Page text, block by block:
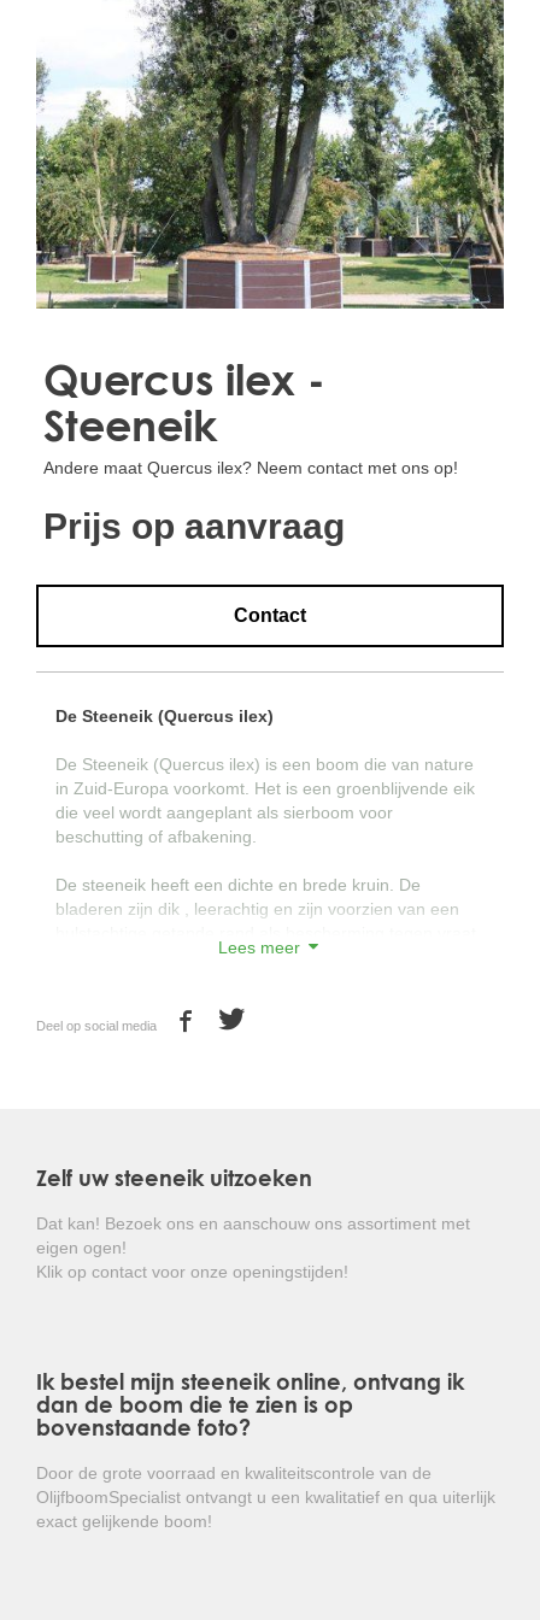
VORSTBESCHERMINGVOORBOMEN.NL
WINTERSCHUTZFUERBAEUME.DE
FROSTPROTECTIONFORTREES.CO.UK
Terracotta
TERRACOTTA.NL
TERRACOTTA.BE
TERRAKOTTA.DE
Quercus ilex -
Steeneik
Andere maat Quercus ilex? Neem contact met ons op!
Prijs op aanvraag
Contact
De Steeneik (Quercus ilex)
De Steeneik (Quercus ilex) is een boom die van nature
in Zuid-Europa voorkomt. Het is een groenblijvende eik
die veel wordt aangeplant als sierboom voor
beschutting of afbakening.
De steeneik heeft een dichte en brede kruin. De
bladeren zijn dik , leerachtig en zijn voorzien van een
steeneik is het een ideale boom voor duurzame groene
en hoge afscheidingen.
inkijk in de tuin op een elegante manier opheft!
Lees meer
Deel op social media
Zelf uw steeneik uitzoeken
Dat kan! Bezoek ons en aanschouw ons assortiment met
eigen ogen!
Klik op contact voor onze openingstijden!
Ik bestel mijn steeneik online, ontvang ik
dan de boom die te zien is op
bovenstaande foto?
Door de grote voorraad en kwaliteitscontrole van de
OlijfboomSpecialist ontvangt u een kwalitatief en qua uiterlijk
exact gelijkende boom!